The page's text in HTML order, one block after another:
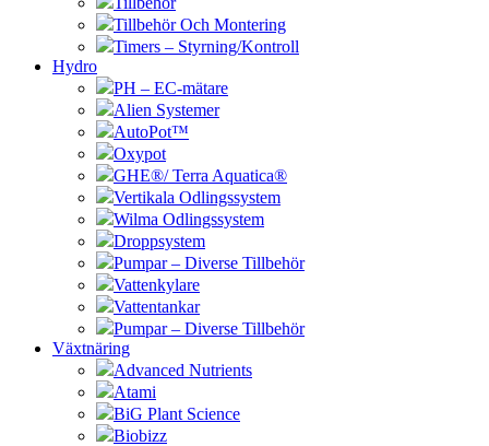
Tillbehör Och Montering
Timers – Styrning/Kontroll
Hydro
PH – EC-mätare
Alien Systemer
AutoPot™
Oxypot
GHE®/ Terra Aquatica®
Vertikala Odlingssystem
Wilma Odlingssystem
Droppsystem
Pumpar – Diverse Tillbehör
Vattenkylare
Vattentankar
Pumpar – Diverse Tillbehör
Växtnäring
Advanced Nutrients
Atami
BiG Plant Science
Biobizz